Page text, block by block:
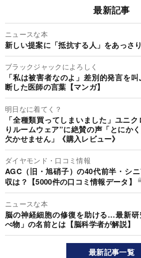
最新記事
ニュースな本
新しい提案に「抵抗する人」をあっさ
ブラックジャックによろしく
「私は被害者なのよ」差別的発言を
断した医師の言葉【マンガ】
明日なに着てく？
「全種類買ってしまいました」ユニ
りルームウェア”に絶賛の声「とにか
欠かせません」《購入レビュー》
ダイヤモンド・口コミ情報
AGC（旧・旭硝子）の40代前半・シ
収は？【5000件の口コミ情報データ】
ニュースな本
脳の神経細胞の修復を助ける…最新
べ物」の名前とは【脳科学者が解説】
最新記事一覧